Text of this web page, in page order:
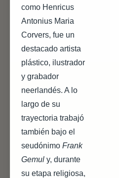
como Henricus
Antonius Maria
Corvers, fue un
destacado artista
plástico, ilustrador
y grabador
neerlandés. A lo
largo de su
trayectoria trabajó
también bajo el
seudónimo Frank
Gemul y, durante
su etapa religiosa,